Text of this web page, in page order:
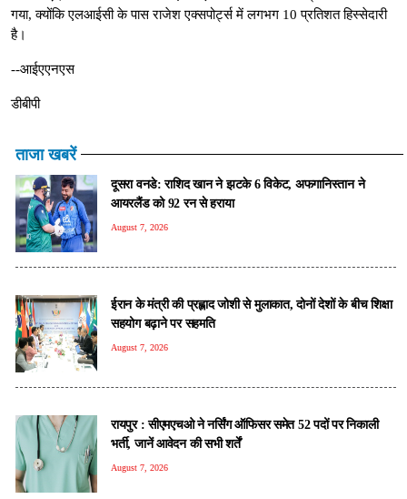
गया, क्योंकि एलआईसी के पास राजेश एक्सपोर्ट्स में लगभग 10 प्रतिशत हिस्सेदारी
है।
--आईएएनएस
डीबीपी
ताजा खबरें
दूसरा वनडे: राशिद खान ने झटके 6 विकेट, अफगानिस्तान ने
आयरलैंड को 92 रन से हराया
August 7, 2026
ईरान के मंत्री की प्रह्लाद जोशी से मुलाकात, दोनों देशों के बीच शिक्षा
सहयोग बढ़ाने पर सहमति
August 7, 2026
रायपुर : सीएमएचओ ने नर्सिंग ऑफिसर समेत 52 पदों पर निकाली
भर्ती, जानें आवेदन की सभी शर्तें
August 7, 2026